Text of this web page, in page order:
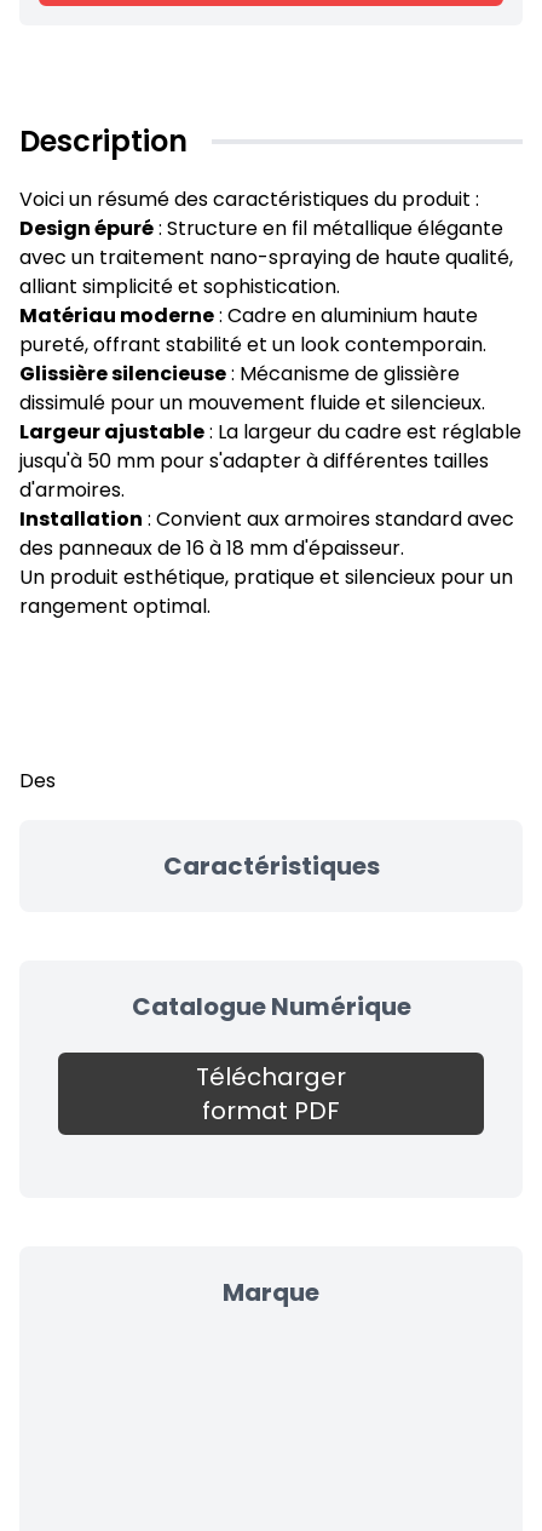
Description
Voici un résumé des caractéristiques du produit :
Design épuré: Structure en fil métallique élégante
avec un traitement nano-spraying de haute qualité,
alliant simplicité et sophistication.
Matériau moderne: Cadre en aluminium haute
pureté, offrant stabilité et un look contemporain.
Glissière silencieuse: Mécanisme de glissière
dissimulé pour un mouvement fluide et silencieux.
Largeur ajustable: La largeur du cadre est réglable
jusqu'à 50 mm pour s'adapter à différentes tailles
d'armoires.
Installation : Convient aux armoires standard avec
des panneaux de 16 à 18 mm d'épaisseur.
Un produit esthétique, pratique et silencieux pour un
rangement optimal.
Des
Caractéristiques
Catalogue Numérique
Télécharger
format PDF
Marque